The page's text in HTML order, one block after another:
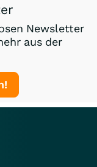
Newsletter
aus der